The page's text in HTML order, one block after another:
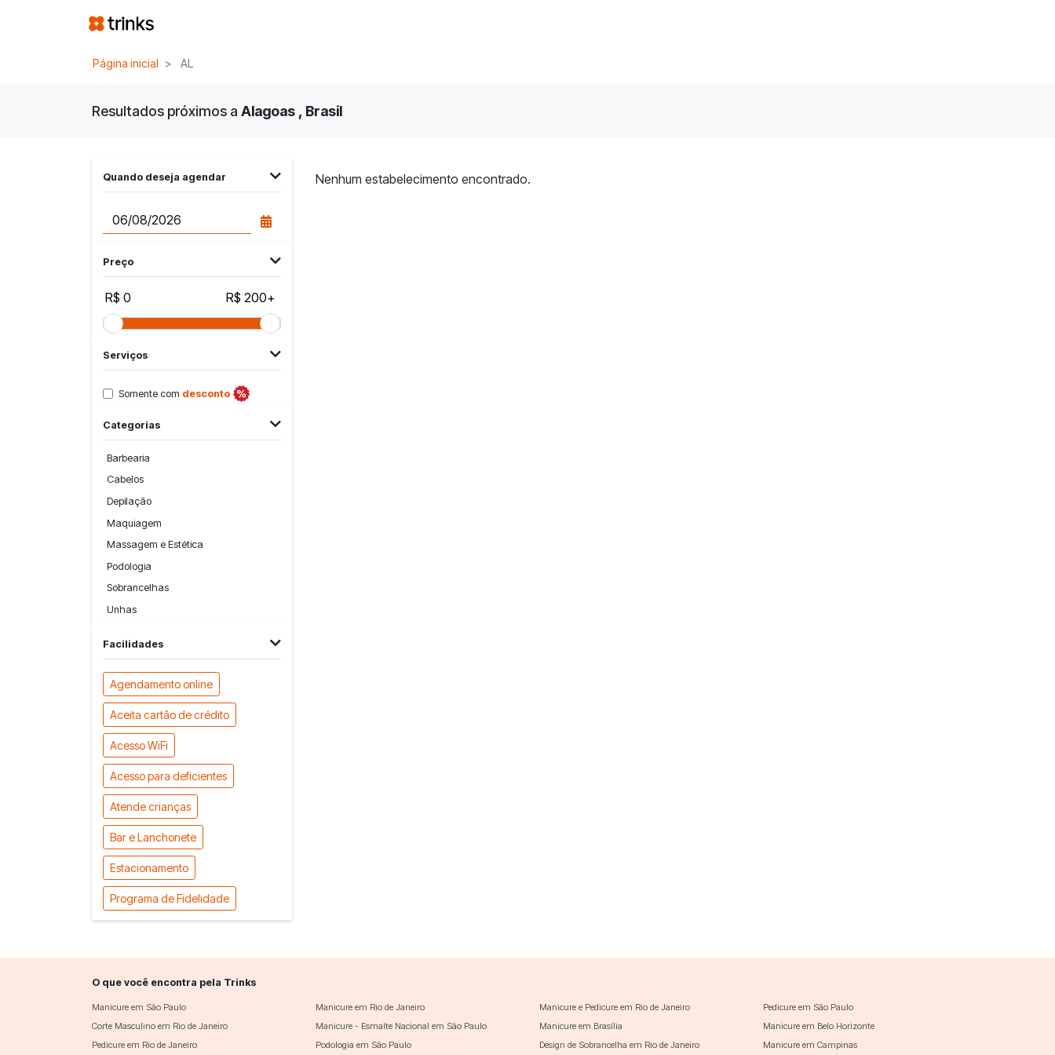
Página inicial AL
Resultados próximos a Alagoas , Brasil
Quando deseja agendar
Preço
R$ 0 R$ 200+
Serviços
Somente com desconto
Categorias
Barbearia
Cabelos
Depilação
Maquiagem
Massagem e Estética
Podologia
Sobrancelhas
Unhas
Facilidades
Agendamento online
Aceita cartão de crédito
Acesso WiFi
Acesso para deficientes
Atende crianças
Bar e Lanchonete
Estacionamento
Programa de Fidelidade
Nenhum estabelecimento encontrado.
O que você encontra pela Trinks
Manicure em São Paulo Manicure em Rio de Janeiro Manicure e Pedicure em Rio de Janeiro
Pedicure em São Paulo
Corte Masculino em Rio de Janeiro
Manicure - Esmalte Nacional em São Paulo Manicure em Brasília
Manicure em Belo Horizonte
Pedicure em Rio de Janeiro
Podologia em São Paulo Design de Sobrancelha em Rio de Janeiro Manicure em Campinas